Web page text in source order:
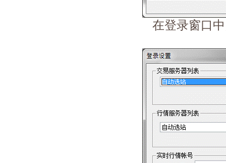
在登录窗口